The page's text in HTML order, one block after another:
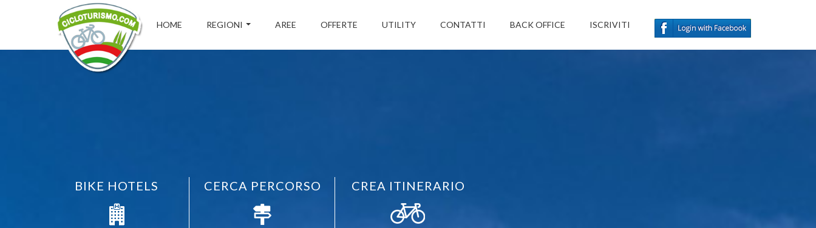
HOME REGIONI AREE OFFERTE UTILITY CONTATTI BACK OFFICE ISCRIVITI
BIKE HOTELS CERCA PERCORSO CREA ITINERARIO